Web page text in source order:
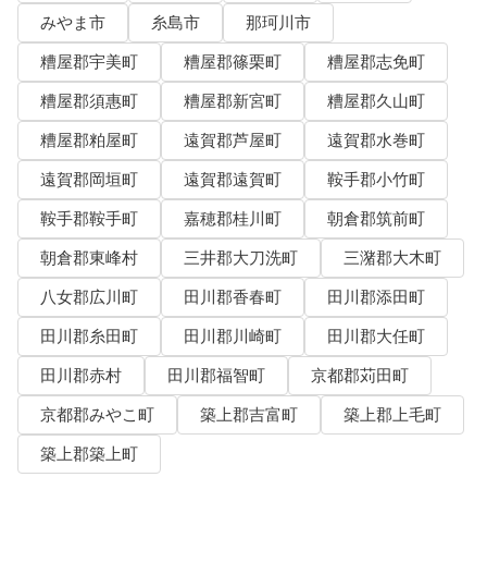
みやま市
糸島市
那珂川市
糟屋郡宇美町
糟屋郡篠栗町
糟屋郡志免町
糟屋郡須惠町
糟屋郡新宮町
糟屋郡久山町
糟屋郡粕屋町
遠賀郡芦屋町
遠賀郡水巻町
遠賀郡岡垣町
遠賀郡遠賀町
鞍手郡小竹町
鞍手郡鞍手町
嘉穂郡桂川町
朝倉郡筑前町
朝倉郡東峰村
三井郡大刀洗町
三潴郡大木町
八女郡広川町
田川郡香春町
田川郡添田町
田川郡糸田町
田川郡川崎町
田川郡大任町
田川郡赤村
田川郡福智町
京都郡苅田町
京都郡みやこ町
築上郡吉富町
築上郡上毛町
築上郡築上町